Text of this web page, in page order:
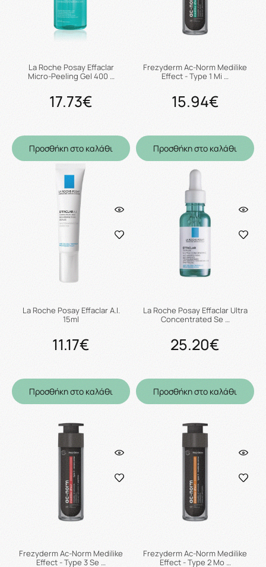
La Roche Posay Effaclar
Micro-Peeling Gel 400 …
17.73€
Προσθήκη στο καλάθι
Frezyderm Ac-Norm Medilike
Effect - Type 1 Mi …
15.94€
Προσθήκη στο καλάθι
La Roche Posay Effaclar A.I.
15ml
11.17€
Προσθήκη στο καλάθι
La Roche Posay Effaclar Ultra
Concentrated Se …
25.20€
Προσθήκη στο καλάθι
Frezyderm Ac-Norm Medilike
Effect - Type 3 Se …
Frezyderm Ac-Norm Medilike
Effect - Type 2 Mo …